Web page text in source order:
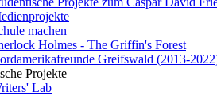
machen
Holmes - The Griffin's Forest
Greifswald (2013-
Projekte
Lab